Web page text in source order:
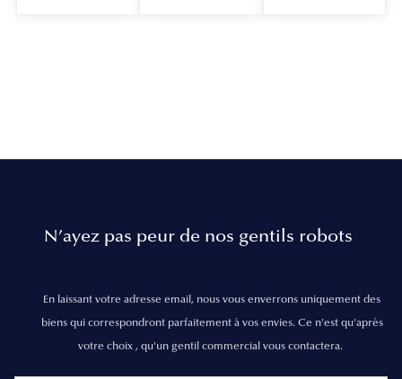
N’ayez pas peur de nos gentils robots
En laissant votre adresse email, nous vous enverrons uniquement des
biens qui correspondront parfaitement à vos envies. Ce n'est qu'après
votre choix , qu'un gentil commercial vous contactera.